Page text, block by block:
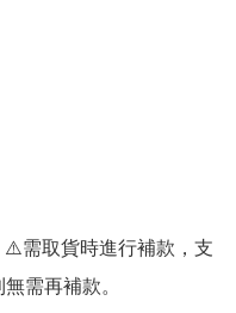
⚠️需取貨時進行補款，支
需再補款。